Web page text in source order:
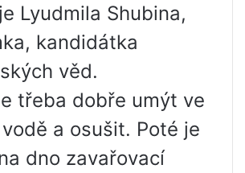
Lyudmila Shubina,
kandidátka
věd.
třeba dobře umýt ve
a osušit. Poté je
dno zavařovací